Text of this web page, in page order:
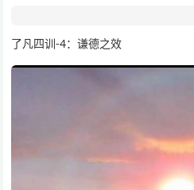
了凡四训-4：谦德之效